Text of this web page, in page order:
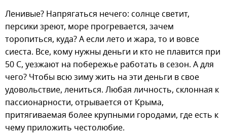
Ленивые? Напрягаться нечего: солнце светит,
персики зреют, море прогревается, зачем
торопиться, куда? А если лето и жара, то и вовсе
сиеста. Все, кому нужны деньги и кто не плавится при
50 С, уезжают на побережье работать в сезон. А для
чего? Чтобы всю зиму жить на эти деньги в свое
удовольствие, лениться. Любая личность, склонная к
пассионарности, отрывается от Крыма,
притягиваемая более крупными городами, где есть к
чему приложить честолюбие.